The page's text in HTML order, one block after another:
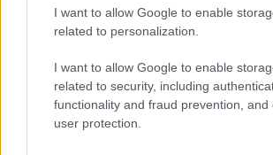
I want to allow Google to enable
related to personalization.
I want to allow Google to enable
related to security, including
functionality and fraud prevention, and
user protection.
Προηγούμενο άρθρο
Β’ κύκλος “Κινούμαι